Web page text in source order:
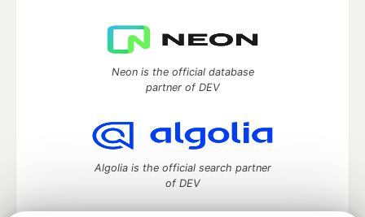
Neon is the official database
partner of DEV
Algolia is the official search partner
of DEV